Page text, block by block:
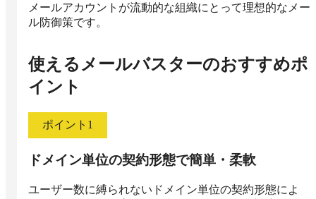
メールアカウントが流動的な組織にとって理想的なメー
ル防御策です。
使えるメールバスターのおすすめポ
イント
ポイント 1
ドメイン単位の契約形態で簡単・柔軟
ユーザー数に縛られないドメイン単位の契約形態によ